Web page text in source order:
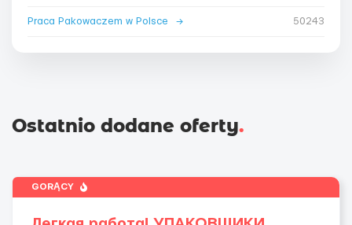
Praca Pakowaczem w Polsce → 50243
Ostatnio dodane oferty.
GORĄCY